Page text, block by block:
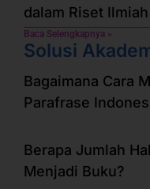
dalam Riset Ilmiah
Baca Selengkapnya »
Solusi
Bagaimana Cara
Parafrase
Berapa Jumlah
Menjadi Buku?